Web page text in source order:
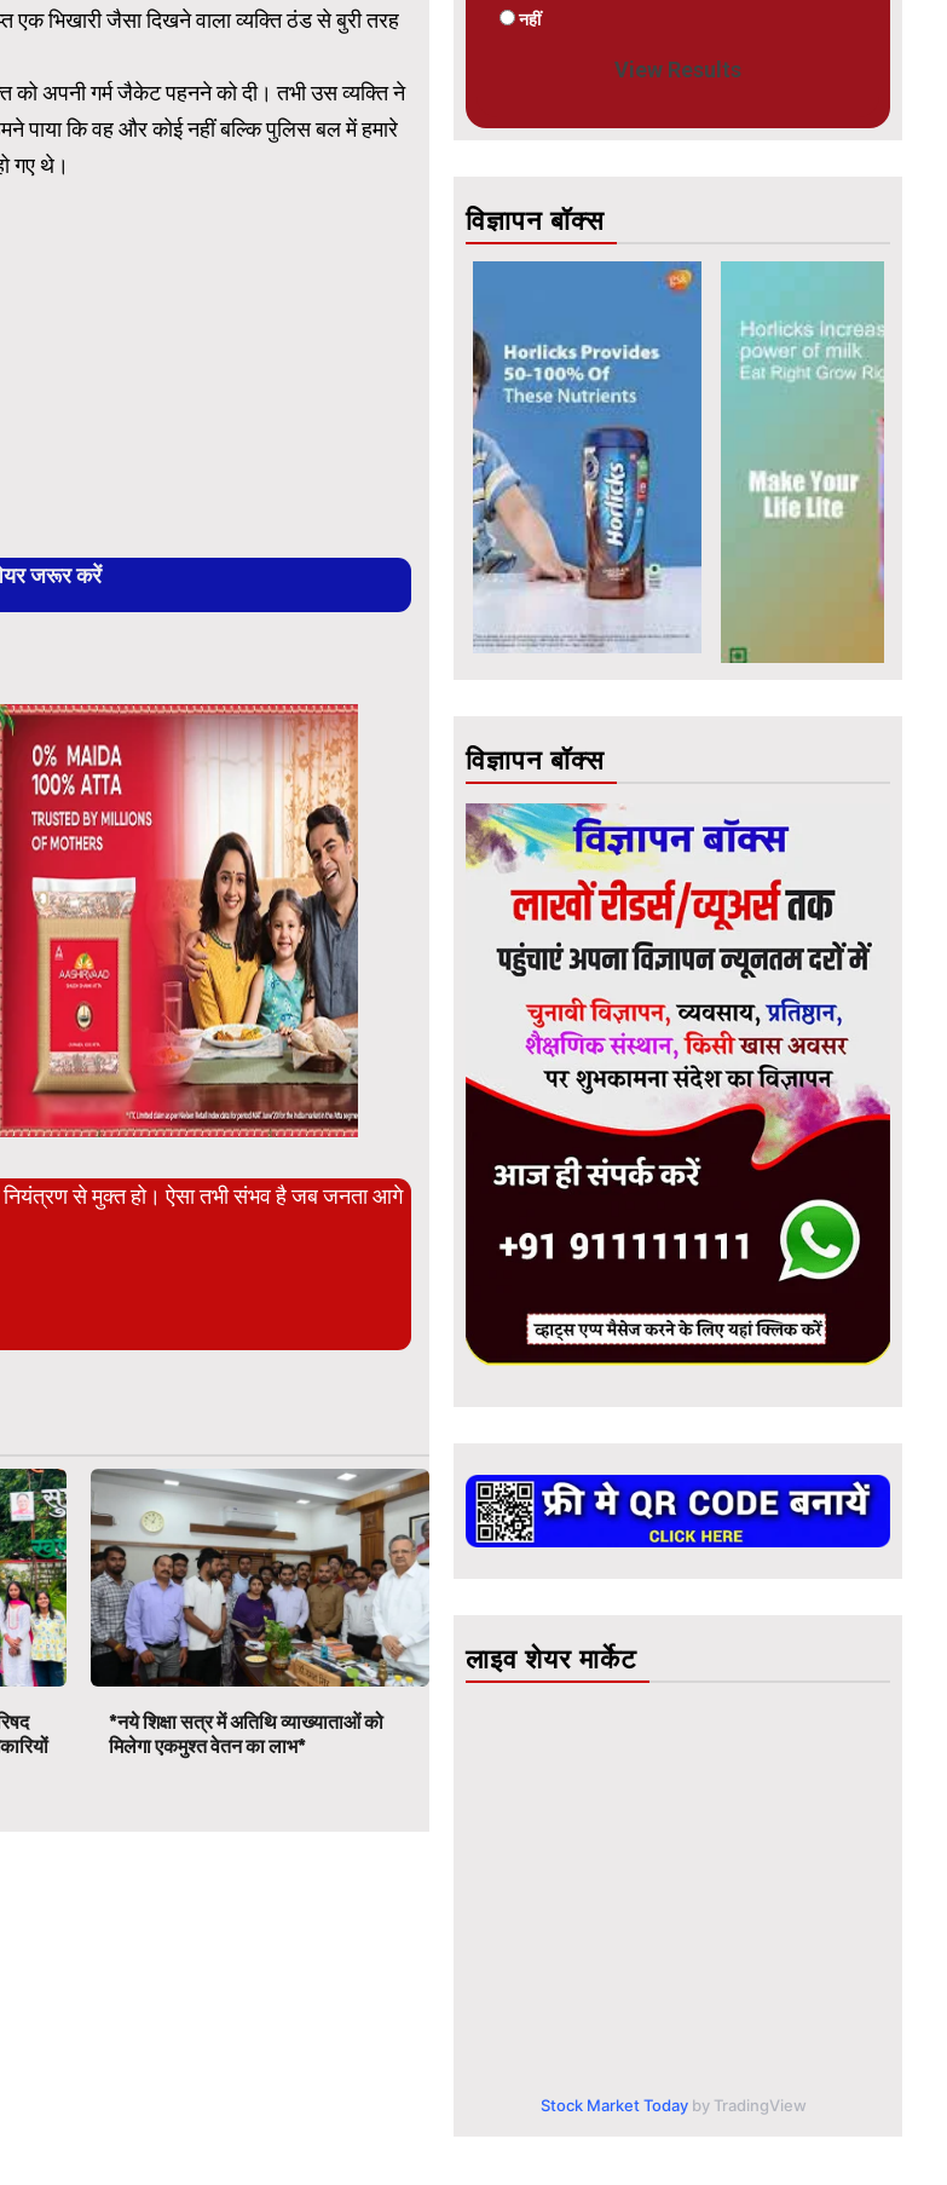
एक भिखारी जैसा दिखने वाला व्यक्ति ठंड से बुरी तरह
को अपनी गर्म जैकेट पहनने को दी। तभी उस व्यक्ति ने
पाया कि वह और कोई नहीं बल्कि पुलिस बल में हमारे
गए थे।
जरूर करें
नियंत्रण से मुक्त हो। ऐसा तभी संभव है जब जनता आगे
*नये शिक्षा सत्र में अतिथि व्याख्याताओं को
मिलेगा एकमुश्त वेतन का लाभ*
नहीं
View Results
विज्ञापन बॉक्स
विज्ञापन बॉक्स
लाइव शेयर मार्केट
Stock Market Today by TradingView